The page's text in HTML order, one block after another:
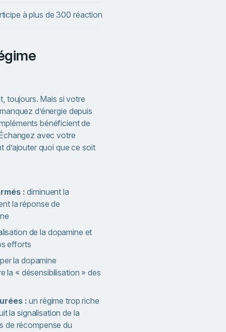
à plus de 300 réactions enzymatiques, dont celles qui
toujours. Mais si votre
d’énergie depuis
bénéficient de
avec votre
d’ajouter quoi que ce soit
: diminuent la
la réponse de
de la dopamine et
efforts
la dopamine
la « désensibilisation » des
: un régime trop riche
la signalisation de la
de récompense du